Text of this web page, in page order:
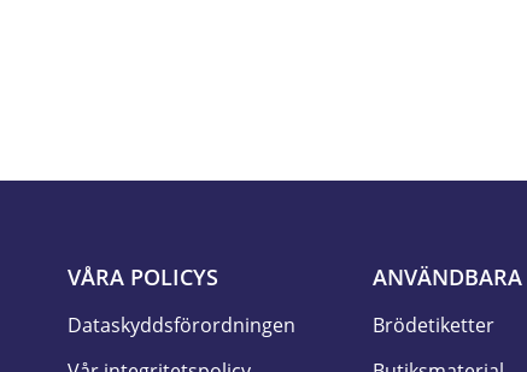
VÅRA POLICYS
Dataskyddsförordningen
Brödetiketter